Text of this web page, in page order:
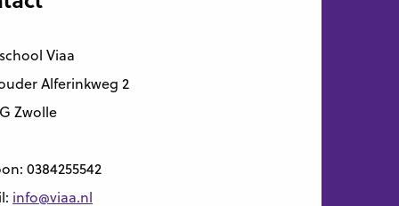
Viaa
Alferinkweg 2
Zwolle
0384255542
info@viaa.nl